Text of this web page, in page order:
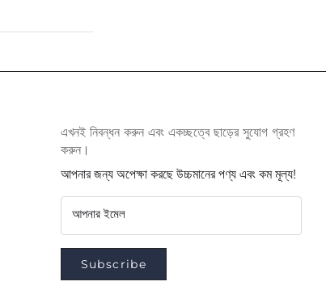
এখনই নিবন্ধন করুন এবং একচ্ছত্বে ছাড়ের সুযোগ গ্রহণ
করুন।
আপনার জন্য অপেক্ষা করছে উচ্চমানের পণ্য এবং কম মূল্য!
আপনার ইমেল
Subscribe